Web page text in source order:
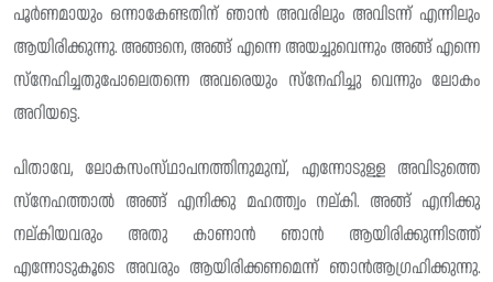
പൂർണമായും ഒന്നാകേണ്ടതിന് ഞാൻ അവരിലും അവിടന്ന് എന്നിലും
ആയിരിക്കുന്നു. അങ്ങനെ, അങ്ങ് എന്നെ അയച്ചുവെന്നും അങ്ങ് എന്നെ
സ്നേഹിച്ചതുപോലെതന്നെ അവരെയും സ്നേഹിച്ചു വെന്നും ലോകം
അറിയട്ടെ.
പിതാവേ, ലോകസംസ്‌ഥാപനത്തിനുമുമ്പ്, എന്നോടുള്ള അവിടുത്തെ
സ്നേഹത്താൽ അങ്ങ് എനിക്കു മഹത്ത്വം നല്കി. അങ്ങ് എനിക്കു
നല്കിയവരും അതു കാണാൻ ഞാൻ ആയിരിക്കുന്നിടത്ത്
എന്നോടുകൂടെ അവരും ആയിരിക്കണമെന്ന് ഞാൻആഗ്രഹിക്കുന്നു.